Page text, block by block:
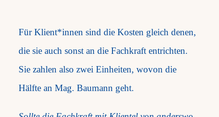
Für Klient*innen sind die Kosten gleich denen,
die sie auch sonst an die Fachkraft entrichten.
Sie zahlen also zwei Einheiten, wovon die
Hälfte an Mag. Baumann geht.